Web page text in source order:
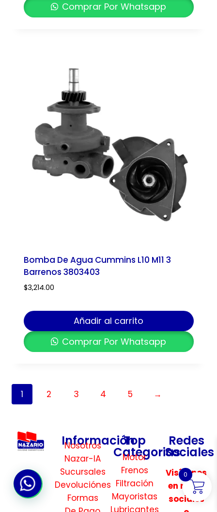
Comprar Por Whatsapp
Bomba De Agua Cummins L10 M11 3
Barrenos 3803403
$3,214.00
Añadir al carrito
Comprar Por Whatsapp
1 2 3 4 5 →
Información
Nosotros
Nazar-IA
Sucursales
Devoluciónes
Formas
Top
Categorias
Motor
Frenos
Filtración
Mayoristas
Lubricantes
Redes
Sociales
Visítanos
en redes
sociales
0